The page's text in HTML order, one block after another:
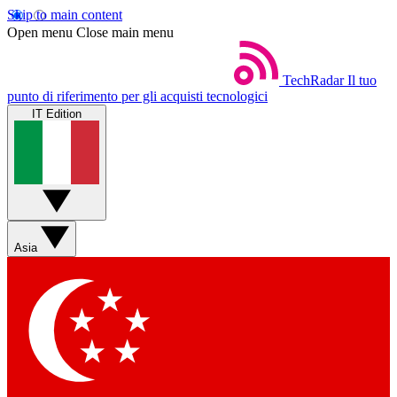
Skip to main content
Open menu Close main menu
TechRadar Il tuo
punto di riferimento per gli acquisti tecnologici
IT Edition
Asia